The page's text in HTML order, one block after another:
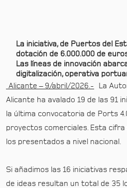
La iniciativa, de Puertos del
dotación de 6.000.000 de
Las líneas de innovación
digitalización, operativa
Alicante – 9/abril/2026.-
La
Alicante ha avalado 19 de las 91
la última convocatoria de Ports
proyectos comerciales. Esta cifra
los presentados a nivel nacional.
Si añadimos las 16 iniciativas
de ideas resultan un total de 35